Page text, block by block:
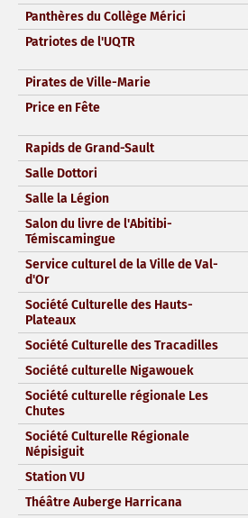
Panthères du Collège Mérici
Patriotes de l'UQTR
Pirates de Ville-Marie
Price en Fête
Rapids de Grand-Sault
Salle Dottori
Salle la Légion
Salon du livre de l'Abitibi-
Témiscamingue
Service culturel de la Ville de Val-
d'Or
Société Culturelle des Hauts-
Plateaux
Société Culturelle des Tracadilles
Société culturelle Nigawouek
Société culturelle régionale Les
Chutes
Société Culturelle Régionale
Népisiguit
Station VU
Théâtre Auberge Harricana